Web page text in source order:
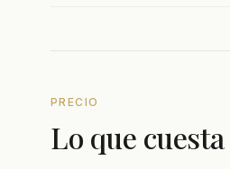
PRECIO
Lo que cuesta